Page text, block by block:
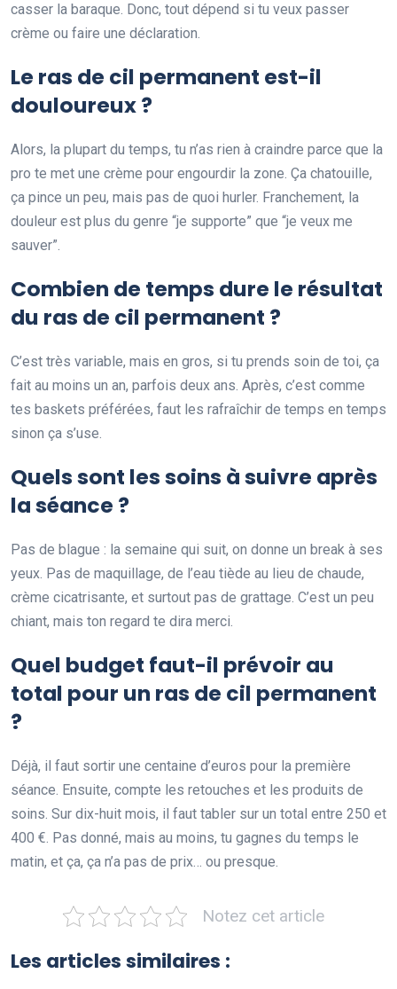
casser la baraque. Donc, tout dépend si tu veux passer
crème ou faire une déclaration.
Le ras de cil permanent est-il
douloureux ?
Alors, la plupart du temps, tu n’as rien à craindre parce que la
pro te met une crème pour engourdir la zone. Ça chatouille,
ça pince un peu, mais pas de quoi hurler. Franchement, la
douleur est plus du genre “je supporte” que “je veux me
sauver”.
Combien de temps dure le résultat
du ras de cil permanent ?
C’est très variable, mais en gros, si tu prends soin de toi, ça
fait au moins un an, parfois deux ans. Après, c’est comme
tes baskets préférées, faut les rafraîchir de temps en temps
sinon ça s’use.
Quels sont les soins à suivre après
la séance ?
Pas de blague : la semaine qui suit, on donne un break à ses
yeux. Pas de maquillage, de l’eau tiède au lieu de chaude,
crème cicatrisante, et surtout pas de grattage. C’est un peu
chiant, mais ton regard te dira merci.
Quel budget faut-il prévoir au
total pour un ras de cil permanent
?
Déjà, il faut sortir une centaine d’euros pour la première
séance. Ensuite, compte les retouches et les produits de
soins. Sur dix-huit mois, il faut tabler sur un total entre 250 et
400 €. Pas donné, mais au moins, tu gagnes du temps le
matin, et ça, ça n’a pas de prix… ou presque.
Notez cet article
Les articles similaires :